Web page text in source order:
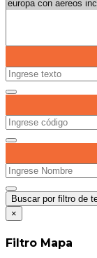
Buscar por filtro de
×
Filtro Mapa